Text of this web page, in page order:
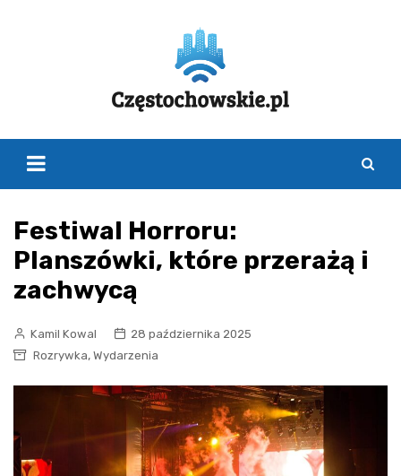
Festiwal Horroru:
Planszówki, które przerażą i
zachwycą
Kamil Kowal
28 października 2025
Rozrywka, Wydarzenia